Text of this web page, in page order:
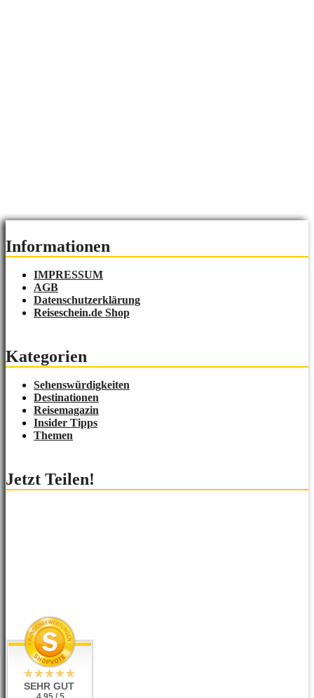
Informationen
IMPRESSUM
AGB
Datenschutzerklärung
Reiseschein.de Shop
Kategorien
Sehenswürdigkeiten
Destinationen
Reisemagazin
Insider Tipps
Themen
Jetzt Teilen!
SEHR GUT